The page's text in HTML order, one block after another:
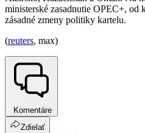
ministerské zasadnutie OPEC+, od
zásadné zmeny politiky kartelu.
(reuters, max)
Komentáre
Zdielať